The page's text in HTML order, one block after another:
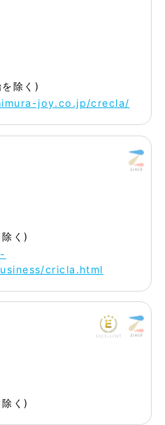
除く)
joy.co.jp/crecla/
く)
cricla.html
く)